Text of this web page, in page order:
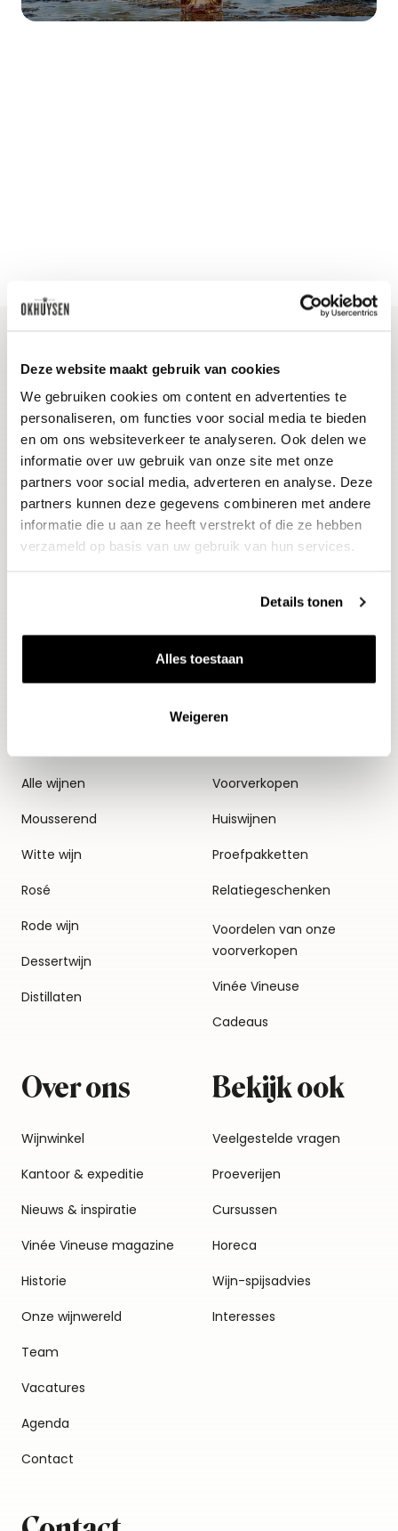
Deze website maakt gebruik van cookies
We gebruiken cookies om content en advertenties te
personaliseren, om functies voor social media te bieden
en om ons websiteverkeer te analyseren. Ook delen we
informatie over uw gebruik van onze site met onze
partners voor social media, adverteren en analyse. Deze
partners kunnen deze gegevens combineren met andere
informatie die u aan ze heeft verstrekt of die ze hebben
verzameld op basis van uw gebruik van hun services.
Details tonen
Alles toestaan
Weigeren
Blijf op de hoogte
Ontvang het laatste wijnnieuws, proeverijen en
evenementen
E-mailadres
Aanmelden
Alle wijnen
Mousserend
Witte wijn
Rosé
Rode wijn
Dessertwijn
Distillaten
Thema's
Voorverkopen
Huiswijnen
Proefpakketten
Relatiegeschenken
Voordelen van onze
voorverkopen
Vinée Vineuse
Cadeaus
Over ons
Wijnwinkel
Kantoor & expeditie
Nieuws & inspiratie
Vinée Vineuse magazine
Historie
Onze wijnwereld
Team
Vacatures
Agenda
Contact
Bekijk ook
Veelgestelde vragen
Proeverijen
Cursussen
Horeca
Wijn-spijsadvies
Interesses